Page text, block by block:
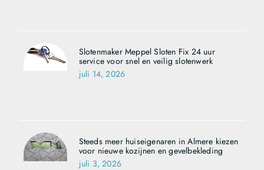
Slotenmaker Meppel Sloten Fix 24 uur
service voor snel en veilig slotenwerk
juli 14, 2026
Steeds meer huiseigenaren in Almere kiezen
voor nieuwe kozijnen en gevelbekleding
juli 3, 2026